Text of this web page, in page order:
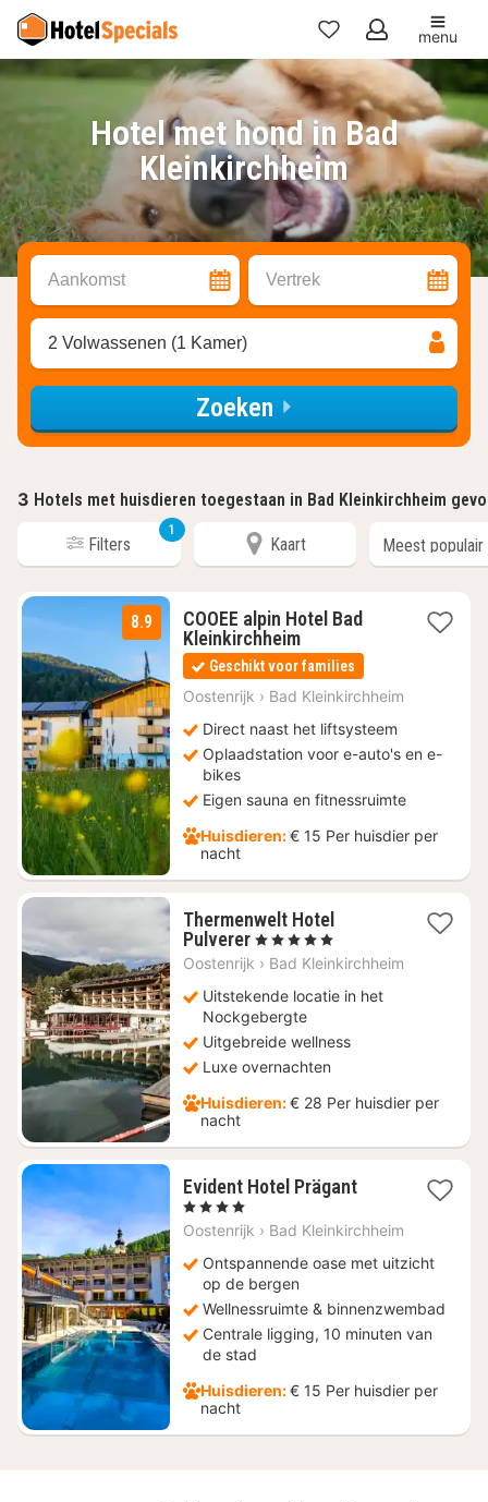
Mijn
favorieten
menu
Hotel met hond in Bad
Kleinkirchheim
Aankomst Vertrek
2 Volwassenen (1 Kamer)
Zoeken
3 Hotels met huisdieren toegestaan in Bad Kleinkirchheim
Filters
1
Kaart
8.9
COOEE alpin Hotel Bad
Kleinkirchheim1
nacht
vanaf
€
Geschikt voor families
Oostenrijk › Bad Kleinkirchheim
Direct naast het liftsysteem
Oplaadstation voor e-auto's en e-
bikes
Eigen sauna en fitnessruimte
Huisdieren:€ 15 Per huisdier per
nacht
Thermenwelt Hotel
Pulverer1
nacht
€
302
, 5 Sterren
Oostenrijk › Bad Kleinkirchheim
Uitstekende locatie in het
Nockgebergte
Uitgebreide wellness
Luxe overnachten
Huisdieren:€ 28 Per huisdier per
nacht
Evident Hotel Prägant1
vanaf
207
, 4 Sterren
Oostenrijk › Bad Kleinkirchheim
Ontspannende oase met uitzicht
op de bergen
Wellnessruimte & binnenzwembad
Centrale ligging, 10 minuten van
de stad
Huisdieren:€ 15 Per huisdier per
nacht